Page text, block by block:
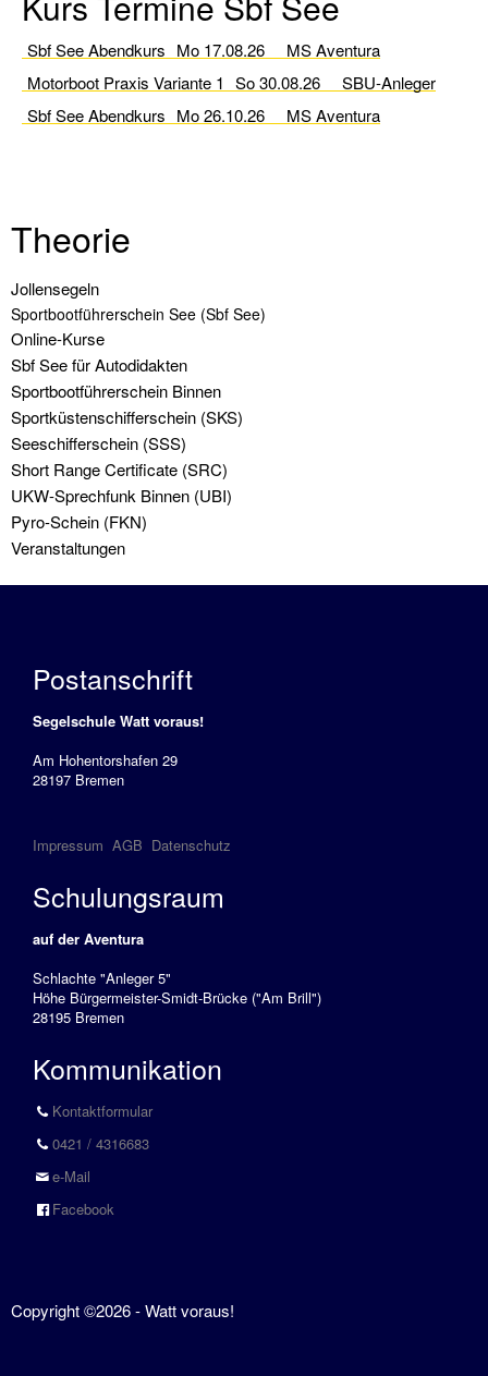
Modul
Schwerwetter
Modul
Winterarbeiten
unsere
Solveig
Führerscheininfo
Führerschein
Binnen
SportKüstenSchiffer
Service
Aktuelles
Anfahrt
Download
Stellenangebote
persönliche
Kontakt
Sbf See Abendkurs Mo 17.08.26
MS Aventura
Motorboot Praxis Variante 1 So 30.08.26
SBU-Anleger
Sbf See Abendkurs Mo 26.10.26 MS Aventura
Theorie
Navigation
überspringen
Jollensegeln
Sportbootführerschein See (Sbf See)
Online-Kurse
Sbf See für Autodidakten
Sportbootführerschein Binnen
Sportküstenschifferschein (SKS)
Seeschifferschein (SSS)
Short Range Certificate (SRC)
UKW-Sprechfunk Binnen (UBI)
Pyro-Schein (FKN)
Veranstaltungen
Postanschrift
Segelschule Watt voraus!
Am Hohentorshafen 29
28197 Bremen
Impressum AGB Datenschutz
Schulungsraum
auf der Aventura
Schlachte "Anleger 5"
Höhe Bürgermeister-Smidt-Brücke ("Am Brill")
28195 Bremen
Kommunikation
Kontaktformular
0421 / 4316683
e-Mail
Facebook
Copyright ©2026 - Watt voraus!